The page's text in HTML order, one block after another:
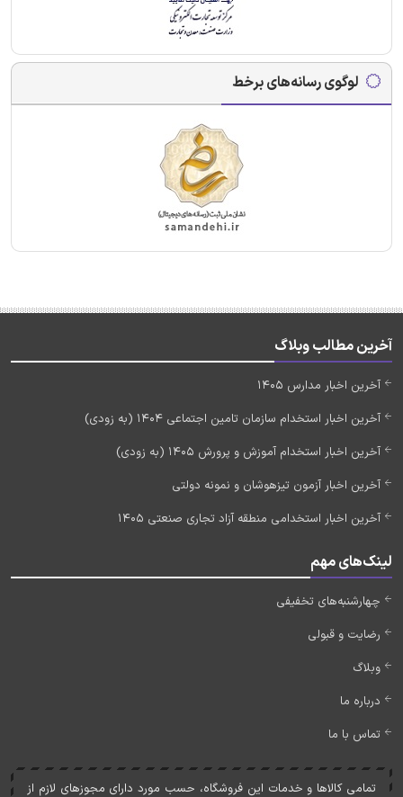
لوگوی رسانه‌های برخط
آخرین مطالب وبلاگ
آخرین اخبار مدارس 1405
آخرین اخبار استخدام سازمان تامین اجتماعی 1404 (به زودی)
آخرین اخبار استخدام آموزش و پرورش 1405 (به زودی)
آخرین اخبار آزمون تیزهوشان و نمونه دولتی
آخرین اخبار استخدامی منطقه آزاد تجاری صنعتی 1405
لینک‌های مهم
چهارشنبه‌های تخفیفی
رضایت و قبولی
وبلاگ
درباره ما
تماس با ما
تمامی کالاها و خدمات اين فروشگاه، حسب مورد دارای مجوزهای لازم از